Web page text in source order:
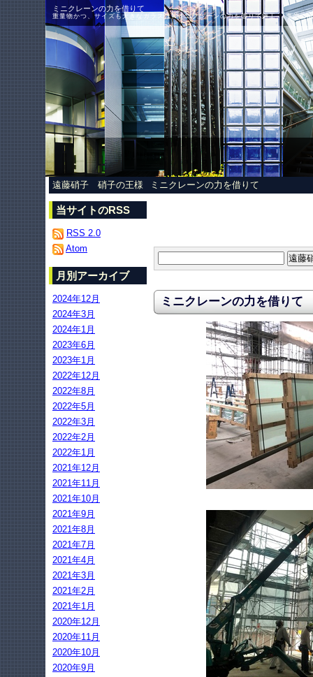
ミニクレーンの力を借りて
重量物かつ、サイズも大きなガラスは、ミニクレーンの力を借りて施工。 事前の
遠藤硝子 硝子の王様 ミニクレーンの力を借りて
ミニクレーンの力を借りて
当サイトのRSS
RSS 2.0
Atom
月別アーカイブ
2024年12月
2024年3月
2024年1月
2023年6月
2023年1月
2022年12月
2022年8月
2022年5月
2022年3月
2022年2月
2022年1月
2021年12月
2021年11月
2021年10月
2021年9月
2021年8月
2021年7月
2021年4月
2021年3月
2021年2月
2021年1月
2020年12月
2020年11月
2020年10月
2020年9月